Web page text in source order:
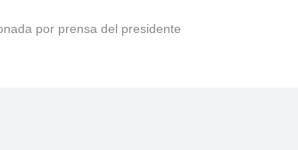
por prensa del presidente